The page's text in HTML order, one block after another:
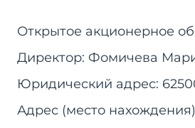
Открытое акционерное
Директор: Фомичева
Юридический адрес:
Адрес (место